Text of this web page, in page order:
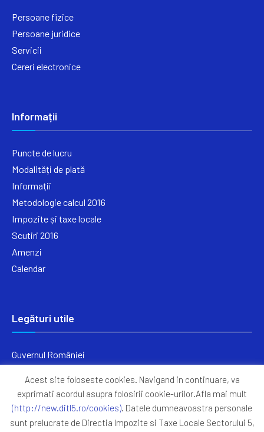
Persoane fizice
Persoane juridice
Servicii
Cereri electronice
Informații
Puncte de lucru
Modalități de plată
Informații
Metodologie calcul 2016
Impozite și taxe locale
Scutiri 2016
Amenzi
Calendar
Legături utile
Guvernul României
Primăria Sectorul 5
ANAF
Acest site foloseste cookies. Navigand in continuare, va
exprimati acordul asupra folosirii cookie-urilor.Afla mai mult
(http://new.ditl5.ro/cookies). Datele dumneavoastra personale
sunt prelucrate de Directia Impozite si Taxe Locale Sectorului 5,